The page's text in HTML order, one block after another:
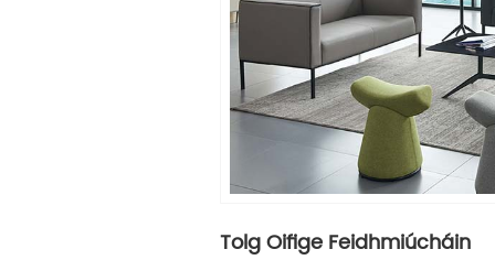
Tolg Oifige Feidhmiúcháin